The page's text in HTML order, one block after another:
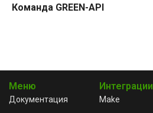
Команда GREEN-API
Меню
Документация
Интеграции
Make